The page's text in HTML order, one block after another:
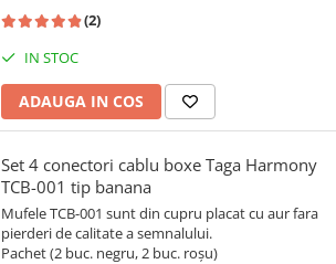
(2)
IN STOC
ADAUGA IN COS
Set 4 conectori cablu boxe Taga Harmony
TCB-001 tip banana
Mufele TCB-001 sunt din cupru placat cu aur fara
pierderi de calitate a semnalului.
Pachet (2 buc. negru, 2 buc. roșu)